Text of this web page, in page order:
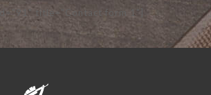
title="Contact form 1"]